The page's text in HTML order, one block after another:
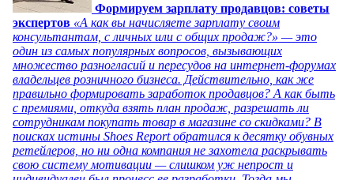
Формируем зарплату продавцов: советы
экспертов «А как вы начисляете зарплату своим
консультантам, с личных или с общих продаж?» — это
один из самых популярных вопросов, вызывающих
множество разногласий и пересудов на интернет-форумах
владельцев розничного бизнеса. Действительно, как же
правильно формировать заработок продавцов? А как быть
с премиями, откуда взять план продаж, разрешать ли
сотрудникам покупать товар в магазине со скидками? В
поисках истины Shoes Report обратился к десятку обувных
ретейлеров, но ни одна компания не захотела раскрывать
свою систему мотивации — слишком уж непрост и